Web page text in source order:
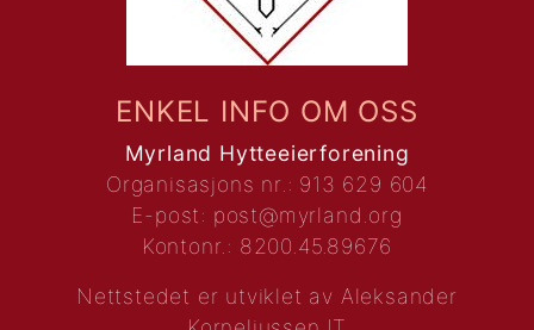
ENKEL INFO OM OSS
Myrland Hytteeierforening
Organisasjons nr.: 913 629 604
E-post: post@myrland.org
Kontonr.: 8200.45.89676
Nettstedet er utviklet av Aleksander